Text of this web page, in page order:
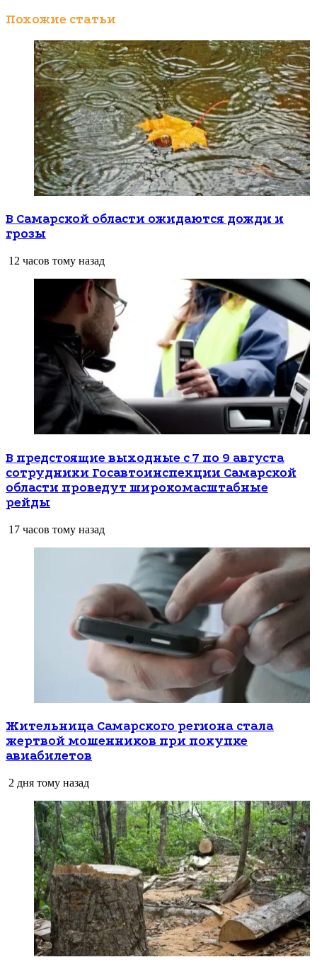
Похожие статьи
В Самарской области ожидаются дожди и
грозы
12 часов тому назад
В предстоящие выходные с 7 по 9 августа
сотрудники Госавтоинспекции Самарской
области проведут широкомасштабные
рейды
17 часов тому назад
Жительница Самарского региона стала
жертвой мошенников при покупке
авиабилетов
2 дня тому назад